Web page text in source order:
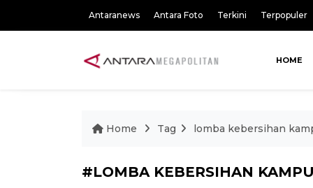
Antaranews Antara Foto Terkini Terpopuler
HOME
Home Tag lomba kebersihan
#LOMBA KEBERSIHAN